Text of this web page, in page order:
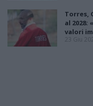
Torres,
al
valori
23 Giu